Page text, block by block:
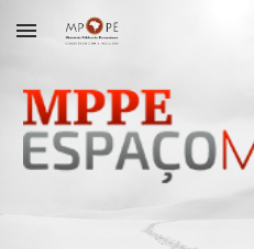
Skip to main content